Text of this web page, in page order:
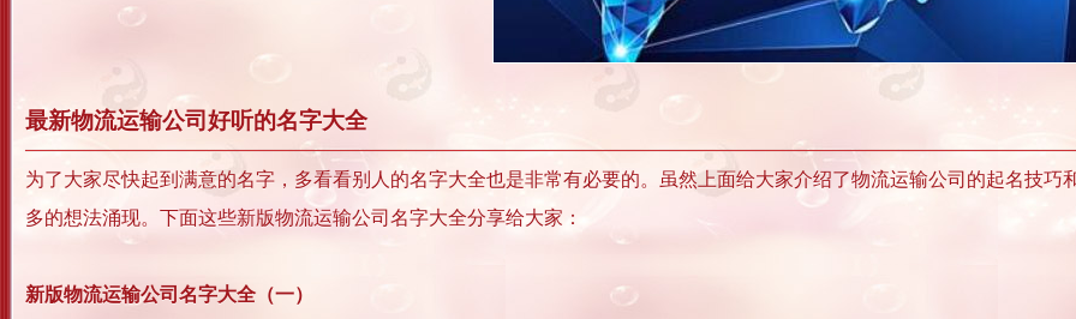
最新物流运输公司好听的名字大全
为了大家尽快起到满意的名字，多看看别人的名字大全也是非常有必要的。虽然上面给大家介绍了物流运输公司的起名技
多的想法涌现。下面这些新版物流运输公司名字大全分享给大家：
新版物流运输公司名字大全（一）